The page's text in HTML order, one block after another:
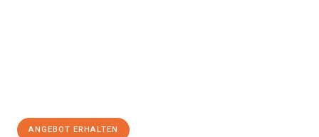
ANGEBOT ERHALTEN